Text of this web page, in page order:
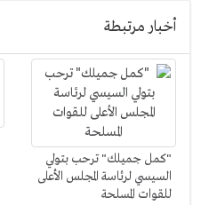
أخبار مرتبطة
"كمل جميلك" ترحب بتولي
السيسي لرئاسة المجلس الأعلى
للقوات المسلحة